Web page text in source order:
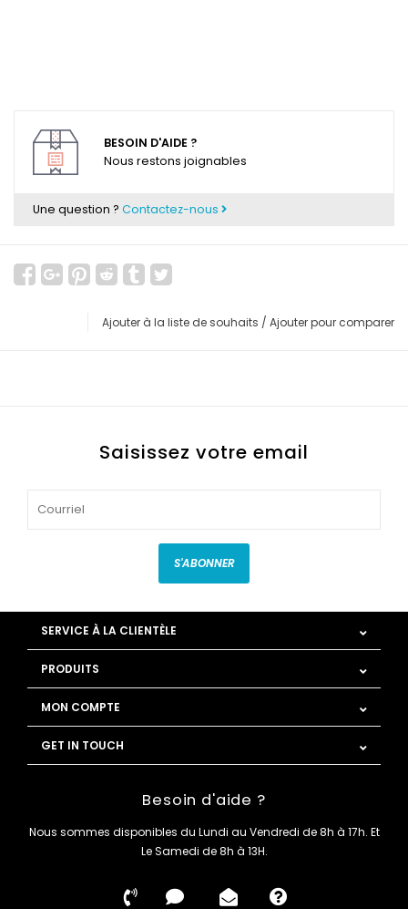
BESOIN D'AIDE ?
Nous restons joignables
Une question ? Contactez-nous
Ajouter à la liste de souhaits / Ajouter pour comparer
Saisissez votre email
S'ABONNER
SERVICE À LA CLIENTÈLE
PRODUITS
MON COMPTE
GET IN TOUCH
Besoin d'aide ?
Nous sommes disponibles du Lundi au Vendredi de 8h à 17h. Et
Le Samedi de 8h à 13H.